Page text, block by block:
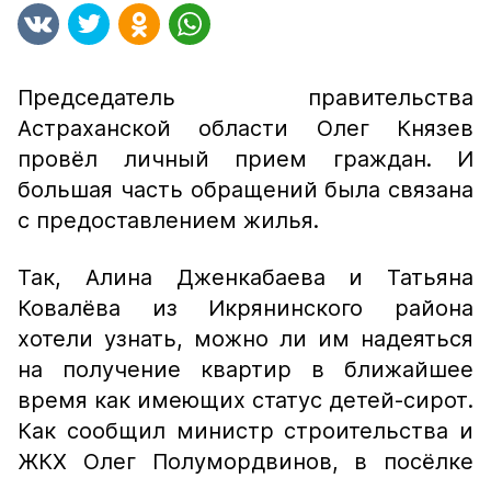
Председатель правительства
Астраханской области Олег Князев
провёл личный прием граждан. И
большая часть обращений была связана
с предоставлением жилья.
Так, Алина Дженкабаева и Татьяна
Ковалёва из Икрянинского района
хотели узнать, можно ли им надеяться
на получение квартир в ближайшее
время как имеющих статус детей-сирот.
Как сообщил министр строительства и
ЖКХ Олег Полумордвинов, в посёлке